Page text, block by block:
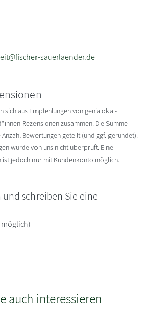
sauerlaender.de
sich aus Empfehlungen von genialokal-
Rezensionen zusammen. Die Summe
Bewertungen geteilt (und ggf. gerundet).
wurde von uns nicht überprüft. Eine
ist jedoch nur mit Kundenkonto möglich.
und schreiben Sie eine
auch interessieren